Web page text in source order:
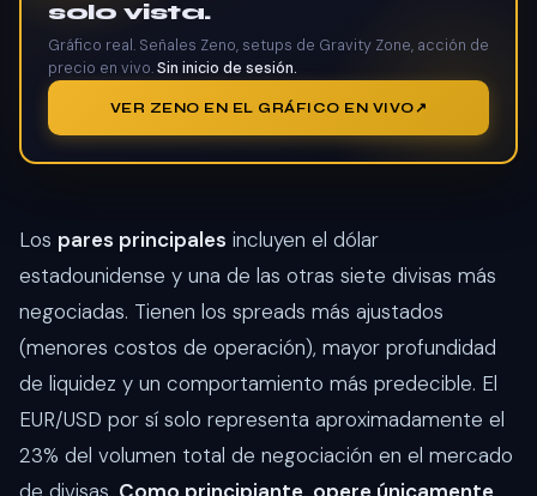
solo vista.
Gráfico real. Señales Zeno, setups de Gravity Zone, acción de
precio en vivo.Sin inicio de sesión.
VER ZENO EN EL GRÁFICO EN VIVO
Los pares principales incluyen el dólar
estadounidense y una de las otras siete divisas más
negociadas. Tienen los spreads más ajustados
(menores costos de operación), mayor profundidad
de liquidez y un comportamiento más predecible. El
EUR/USD por sí solo representa aproximadamente el
23% del volumen total de negociación en el mercado
de divisas. Como principiante, opere únicamente